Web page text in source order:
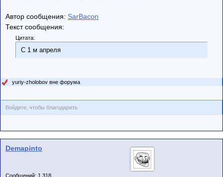
Автор сообщения: SarBacon
Текст сообщения:
Цитата:
С 1 м апреля
yuriy-zholobov вне форума
Войдите, чтобы благодарить
Demapinto
Сообщений: 1,318